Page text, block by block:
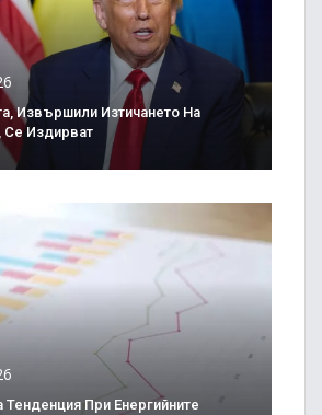
Извършили Изтичането На
Издирват
При Енергийните